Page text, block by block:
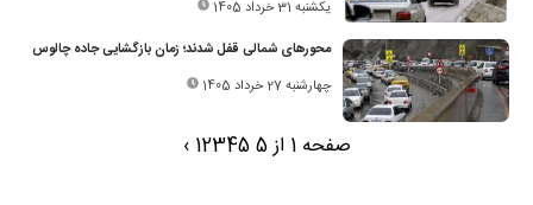
یکشنبه 31 خرداد 1405
محورهای شمالی قفل شدند؛ زمان بازگشایی جاده چالوس
چهارشنبه 27 خرداد 1405
صفحه 1 از 5 12345
›